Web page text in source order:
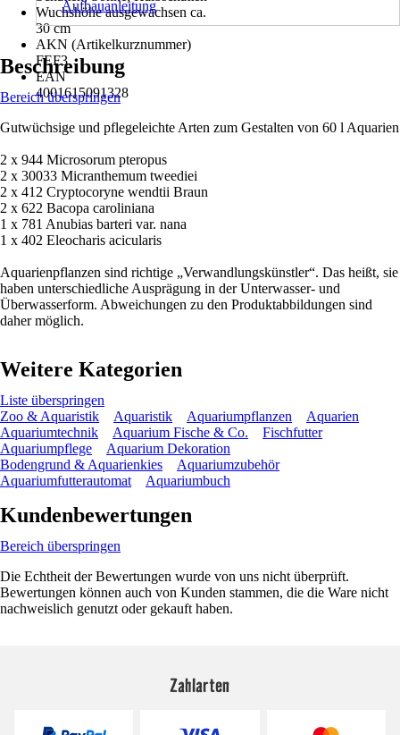
Wuchshöhe ausgewachsen ca.
30 cm
AKN (Artikelkurznummer)
FEF3
EAN
4001615091328
Aufbauanleitung
Beschreibung
Bereich überspringen
Gutwüchsige und pflegeleichte Arten zum Gestalten von 60 l Aquarien
2 x 944 Microsorum pteropus
2 x 30033 Micranthemum tweediei
2 x 412 Cryptocoryne wendtii Braun
2 x 622 Bacopa caroliniana
1 x 781 Anubias barteri var. nana
1 x 402 Eleocharis acicularis
Aquarienpflanzen sind richtige „Verwandlungskünstler“. Das heißt, sie
haben unterschiedliche Ausprägung in der Unterwasser- und
Überwasserform. Abweichungen zu den Produktabbildungen sind
daher möglich.
Weitere Kategorien
Liste überspringen
Zoo & Aquaristik
Aquaristik Aquariumpflanzen
Aquarien
Aquariumtechnik
Aquarium Fische & Co.
Fischfutter
Aquariumpflege
Aquarium Dekoration
Bodengrund & Aquarienkies
Aquariumzubehör
Aquariumfutterautomat
Aquariumbuch
Kundenbewertungen
Bereich überspringen
Die Echtheit der Bewertungen wurde von uns nicht überprüft.
Bewertungen können auch von Kunden stammen, die die Ware nicht
nachweislich genutzt oder gekauft haben.
Zahlarten